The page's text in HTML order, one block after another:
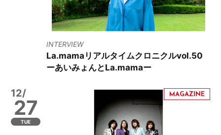
INTERVIEW
La.mamaリアルタイムクロニクルvol.50
ーあいみょんとLa.mamaー
12/
27
TUE